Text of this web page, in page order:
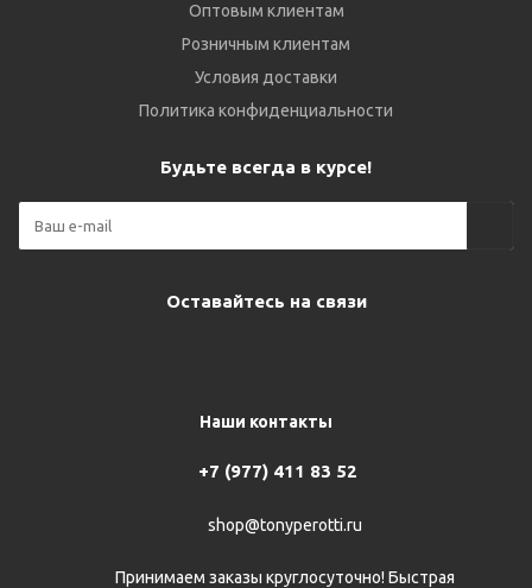
Оптовым клиентам
Розничным клиентам
Условия доставки
Политика конфиденциальности
Будьте всегда в курсе!
Оставайтесь на связи
Наши контакты
+7 (977) 411 83 52
shop@tonyperotti.ru
Принимаем заказы круглосуточно! Быстрая